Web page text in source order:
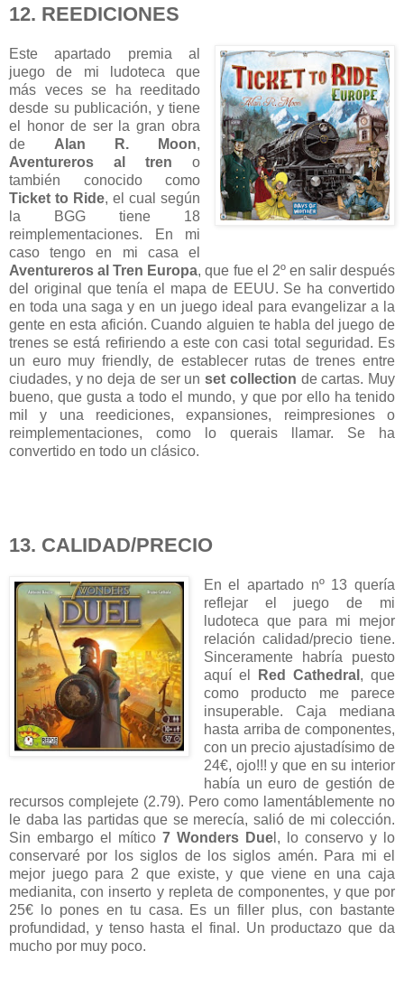
12. REEDICIONES
Este apartado premia al
juego de mi ludoteca que
más veces se ha reeditado
desde su publicación, y tiene
el honor de ser la gran obra
deAlan R. Moon,
Aventureros al tren o
también conocido como
Ticket to Ride, el cual según
la BGG tiene 18
reimplementaciones. En mi
caso tengo en mi casa el
Aventureros al Tren Europa, que fue el 2º en salir después
del original que tenía el mapa de EEUU. Se ha convertido
en toda una saga y en un juego ideal para evangelizar a la
gente en esta afición. Cuando alguien te habla del juego de
trenes se está refiriendo a este con casi total seguridad. Es
un euro muy friendly, de establecer rutas de trenes entre
ciudades, y no deja de ser unset collection de cartas. Muy
bueno, que gusta a todo el mundo, y que por ello ha tenido
mil y una reediciones, expansiones, reimpresiones o
reimplementaciones, como lo querais llamar. Se ha
convertido en todo un clásico.
13. CALIDAD/PRECIO
En el apartado nº 13 quería
reflejar el juego de mi
ludoteca que para mi mejor
relación calidad/precio tiene.
Sinceramente habría puesto
aquí el
Red Cathedral , que
como producto me parece
insuperable. Caja mediana
hasta arriba de componentes,
con un precio ajustadísimo de
24€, ojo!!! y que en su interior
había un euro de gestión de
recursos complejete (2.79). Pero como lamentáblemente no
le daba las partidas que se merecía, salió de mi colección.
Sin embargo el mítico 7 Wonders Due l, lo conservo y lo
conservaré por los siglos de los siglos amén. Para mi el
mejor juego para 2 que existe, y que viene en una caja
medianita, con inserto y repleta de componentes, y que por
25€ lo pones en tu casa. Es un filler plus, con bastante
profundidad, y tenso hasta el final. Un productazo que da
mucho por muy poco.